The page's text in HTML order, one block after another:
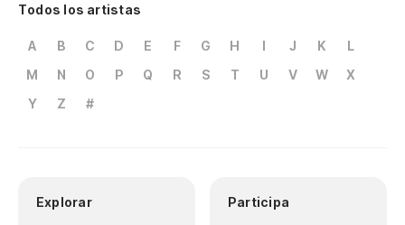
Todos los artistas
A B C D E F G H I J K
L
M
N O P Q R S T U V W
X
Y
Z #
Explorar Participa